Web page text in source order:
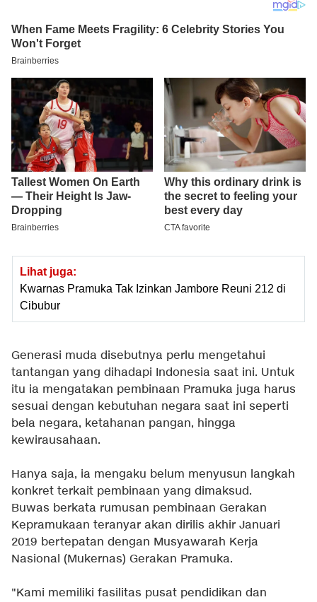
Lihat juga:
Kwarnas Pramuka Tak Izinkan Jambore Reuni 212 di
Cibubur
Generasi muda disebutnya perlu mengetahui
tantangan yang dihadapi Indonesia saat ini. Untuk
itu ia mengatakan pembinaan Pramuka juga harus
sesuai dengan kebutuhan negara saat ini seperti
bela negara, ketahanan pangan, hingga
kewirausahaan.
Hanya saja, ia mengaku belum menyusun langkah
konkret terkait pembinaan yang dimaksud.
Buwas berkata rumusan pembinaan Gerakan
Kepramukaan teranyar akan dirilis akhir Januari
2019 bertepatan dengan Musyawarah Kerja
Nasional (Mukernas) Gerakan Pramuka.
"Kami memiliki fasilitas pusat pendidikan dan